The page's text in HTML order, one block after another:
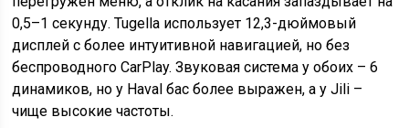
0,5–1 секунду. Tugella использует 12,3-дюймовый
дисплей с более интуитивной навигацией, но без
беспроводного CarPlay. Звуковая система у обоих – 6
динамиков, но у Haval бас более выражен, а у Jili –
чище высокие частоты.